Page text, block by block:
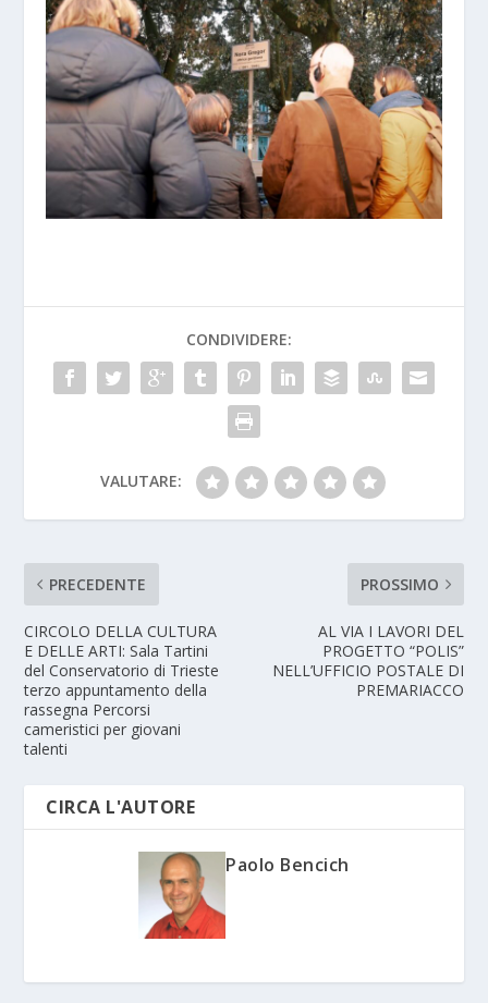
CONDIVIDERE:
VALUTARE:
PRECEDENTE
CIRCOLO DELLA CULTURA
E DELLE ARTI: Sala Tartini
del Conservatorio di Trieste
terzo appuntamento della
rassegna Percorsi
cameristici per giovani
talenti
PROSSIMO
AL VIA I LAVORI DEL
PROGETTO “POLIS”
NELL’UFFICIO POSTALE DI
PREMARIACCO
CIRCA L'AUTORE
Paolo Bencich